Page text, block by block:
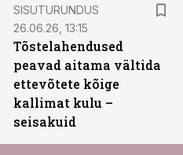
SISUTURUNDUS
26.06.26, 13:15
Tõstelahendused
peavad aitama vältida
ettevõtete kõige
kallimat kulu –
seisakuid